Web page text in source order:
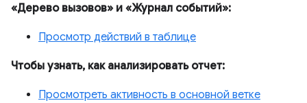
«Дерево вызовов» и «Журнал событий»:
Просмотр действий в таблице
Чтобы узнать, как анализировать отчет:
Просмотреть активность в основной ветке